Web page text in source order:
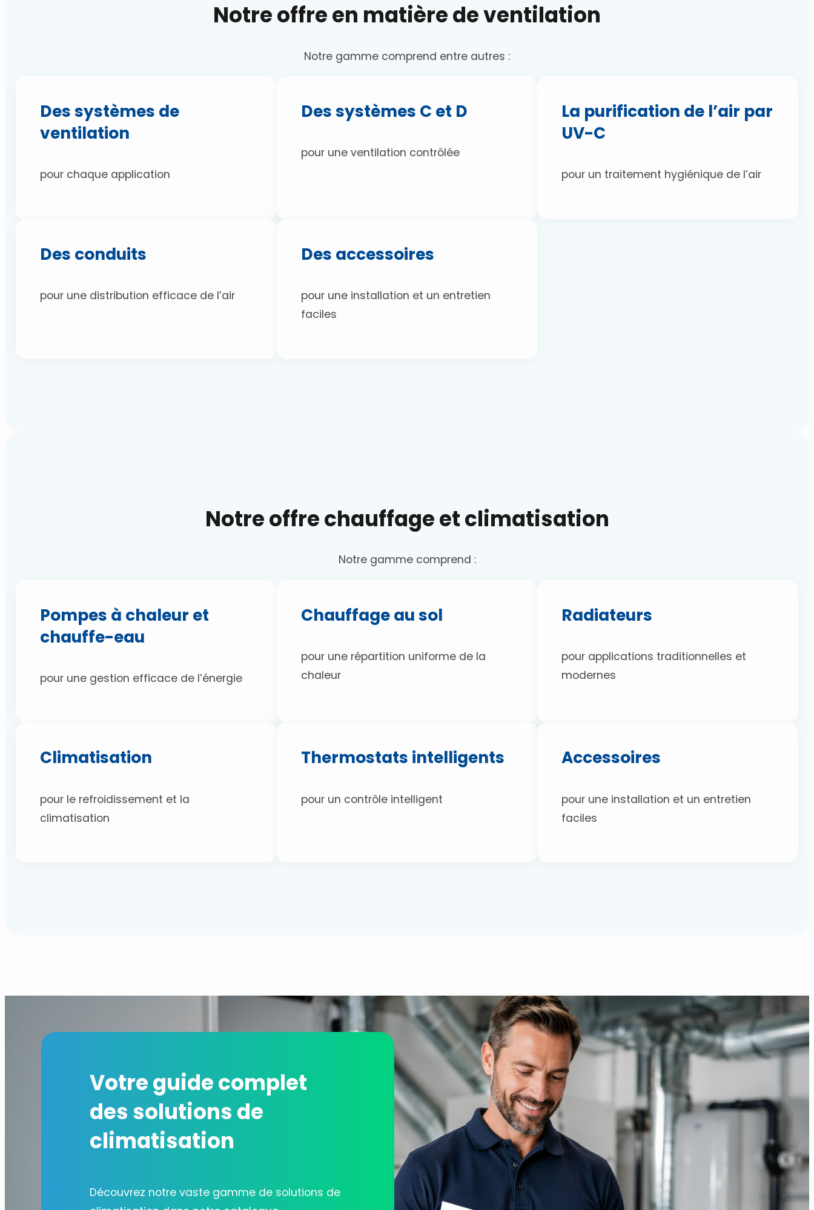
Notre offre en matière de ventilation
Notre gamme comprend entre autres :
Des systèmes de
ventilation
pour chaque application
Des systèmes C et D
pour une ventilation contrôlée
La purification de l’air par
UV-C
pour un traitement hygiénique de l’air
Des conduits
pour une distribution efficace de l’air
Des accessoires
pour une installation et un entretien
faciles
Notre offre chauffage et climatisation
Notre gamme comprend :
Pompes à chaleur et
chauffe-eau
pour une gestion efficace de l’énergie
Chauffage au sol
pour une répartition uniforme de la
chaleur
Radiateurs
pour applications traditionnelles et
modernes
Climatisation
pour le refroidissement et la
climatisation
Thermostats intelligents
pour un contrôle intelligent
Accessoires
pour une installation et un entretien
faciles
Votre guide complet
des solutions de
climatisation
Découvrez notre vaste gamme de solutions de